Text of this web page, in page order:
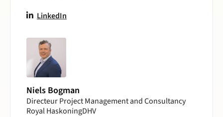
LinkedIn
Niels Bogman
Directeur Project Management and Consultancy
Royal HaskoningDHV